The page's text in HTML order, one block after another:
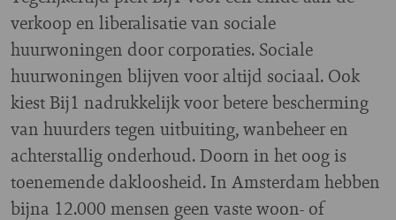
verkoop en liberalisatie van sociale
huurwoningen door corporaties. Sociale
huurwoningen blijven voor altijd sociaal. Ook
kiest Bij1 nadrukkelijk voor betere bescherming
van huurders tegen uitbuiting, wanbeheer en
achterstallig onderhoud. Doorn in het oog is
toenemende dakloosheid. In Amsterdam hebben
bijna 12.000 mensen geen vaste woon- of